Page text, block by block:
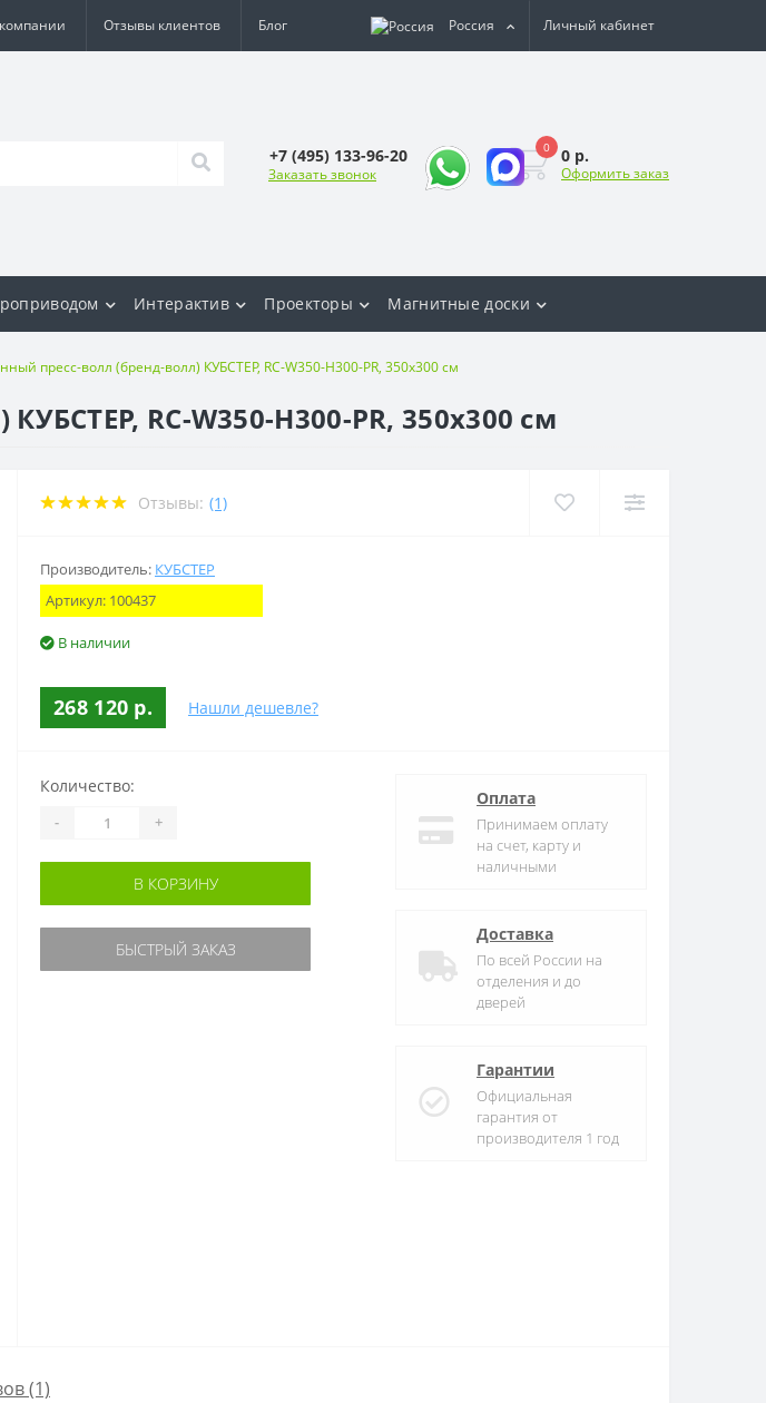
Отзывы клиентов Блог Россия Личный кабинет
+7 (495) 133-96-20
Заказать звонок
0 0 р.
Оформить заказ
Интерактив Проекторы Магнитные доски
пресс-волл (бренд-волл) КУБСТЕР, RC-W350-H300-PR, 350х300 см
RC-W350-H300-PR, 350х300 см
Отзывы: (1)
Производитель: КУБСТЕР
Артикул: 100437
В наличии
268 120 р. Нашли дешевле?
Количество:
- +
В КОРЗИНУ
БЫСТРЫЙ ЗАКАЗ
Оплата
Принимаем оплату
на счет, карту и
наличными
Доставка
По всей России на
отделения и до
дверей
Гарантии
Официальная
гарантия от
производителя 1 год
(1)